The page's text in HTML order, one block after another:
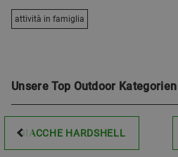
attività in famiglia
Unsere Top Outdoor Kategorien
GIACCHE HARDSHELL